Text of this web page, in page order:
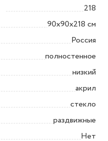
218
90x90x218 см
Россия
полностенное
низкий
акрил
стекло
раздвижные
Нет